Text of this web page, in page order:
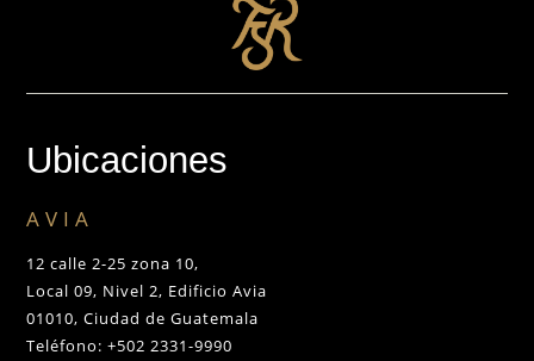
Ubicaciones
AVIA
12 calle 2-25 zona 10,
Local 09, Nivel 2, Edificio Avia
01010, Ciudad de Guatemala
Teléfono: +502 2331-9990